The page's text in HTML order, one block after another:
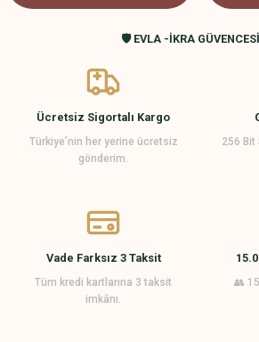
🛡️ EVLA -İKRA
Ücretsiz Sigortalı Kargo
Türkiye’nin her yerine ücretsiz
gönderim.
256 Bit
Vade Farksız 3 Taksit
Tüm kredi kartlarına 3 taksit
imkânı.
👥